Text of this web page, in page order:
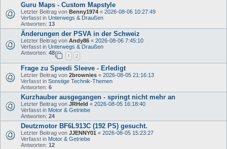
Guru Maps - Custom Mapstyle
Letzter Beitrag von Benny1974 « 2026-08-06 10:27:49
Verfasst in Unterwegs & Draußen
Antworten: 13
Änderungen der PSVA in der Schweiz
Letzter Beitrag von Andy86 « 2026-08-06 7:45:10
Verfasst in Unterwegs & Draußen
Antworten: 48
1 2
Frage zu Speedi Sleeve - Erledigt
Letzter Beitrag von 2brownies « 2026-08-05 21:16:13
Verfasst in Sonstige Technik-Themen
Antworten: 6
Kurzhauber ausgegangen - springt nicht mehr an
Letzter Beitrag von JRHeld « 2026-08-05 16:18:40
Verfasst in Motor & Getriebe
Antworten: 24
Deutzmotor BF6L913C (192 PS) gesucht.
Letzter Beitrag von JJENNY01 « 2026-08-05 15:23:27
Verfasst in Motor & Getriebe
Antworten: 12